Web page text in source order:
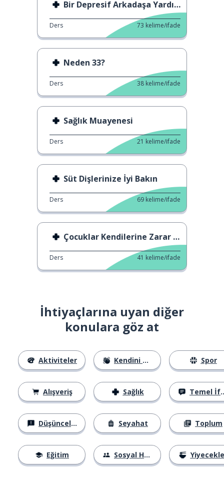
Bir Depresif Arkadaşa Yardım Etme
Ders 73 kelime/ifade
Neden 33?
Ders 38 kelime/ifade
Sağlık Muayenesi
Ders 21 kelime/ifade
Süt Dişlerinize İyi Bakın
Ders 69 kelime/ifade
Çocuklar Kendilerine Zarar Verdiklerinde
Ders 41 kelime/ifade
İhtiyaçlarına uyan diğer
konulara göz at
Aktiviteler
Alışveriş
Düşünceler
Eğitim
Kendini Tanıtma
Sağlık
Seyahat
Sosyal Hayat
Spor
Temel İfadeler
Toplum